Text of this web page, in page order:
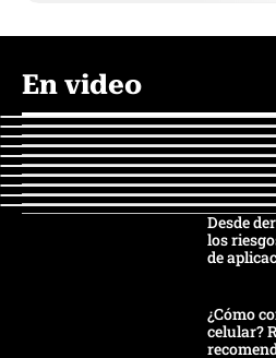
En video
Desde
los
de
¿Cómo
celular?